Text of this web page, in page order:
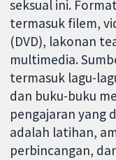
seksual ini.
termasuk filem,
(DVD), lakonan
multimedia.
termasuk lagu-
dan buku-buku
pengajaran yang
adalah latihan,
perbincangan,